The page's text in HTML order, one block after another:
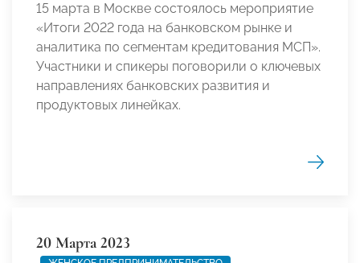
15 марта в Москве состоялось мероприятие
«Итоги 2022 года на банковском рынке и
аналитика по сегментам кредитования МСП».
Участники и спикеры поговорили о ключевых
направлениях банковских развития и
продуктовых линейках.
20 Марта 2023